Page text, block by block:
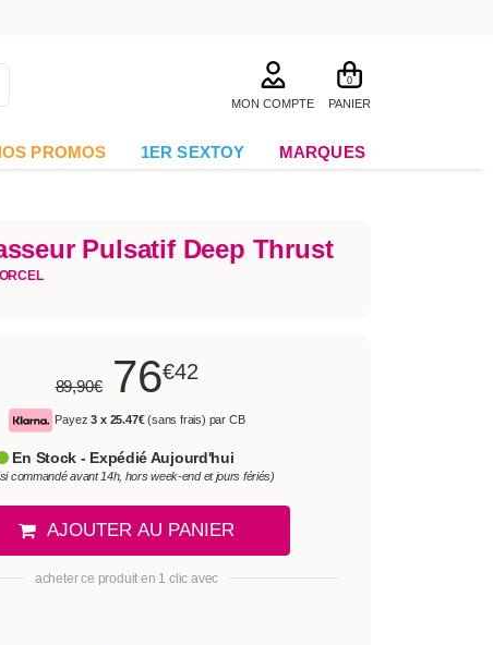
MON COMPTE
0
PANIER
PROMOS 1ER SEXTOY MARQUES
Pulsatif Deep Thrust
89,90€ 76€42
Payez3 x 25.47€(sans frais) par CB
En Stock - Expédié Aujourd'hui
commandé avant 14h, hors week-end et jours fériés)
AJOUTER AU PANIER
acheter ce produit en 1 clic avec